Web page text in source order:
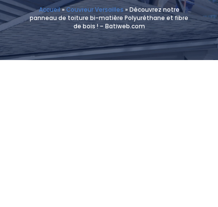
Accueil»Couvreur Versailles»Découvrez notre
panneau de toiture bi-matière Polyuréthane et fibre
de bois ! – Batiweb.com